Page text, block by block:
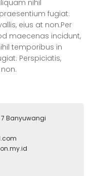
nihil
fugiat.
eius at non.Per
maecenas incidunt,
temporibus in
Perspiciatis,
Banyuwangi